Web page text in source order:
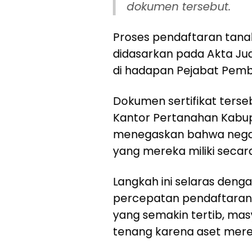
dokumen tersebut.
​Proses pendaftaran
didasarkan pada Akta
di hadapan Pejabat
​Dokumen sertifikat
Kantor Pertanahan
menegaskan bahwa
yang mereka miliki
​Langkah ini selaras
percepatan pendaftaran
yang semakin tertib,
tenang karena aset